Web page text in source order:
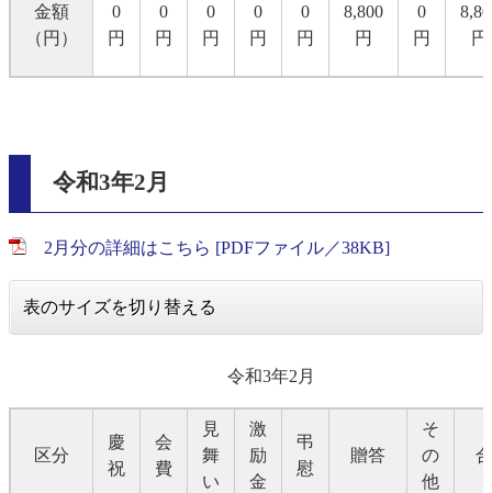
金額
（円）
0
円
0
円
0
円
0
円
0
円
8,800
円
0
円
円
令和3年2月
2月分の詳細はこちら [PDFファイル／38KB]
表のサイズを切り替える
令和3年2月
区分
慶
祝
会
費
見
舞
い
激
励
金
弔
慰
贈答
そ
の
他